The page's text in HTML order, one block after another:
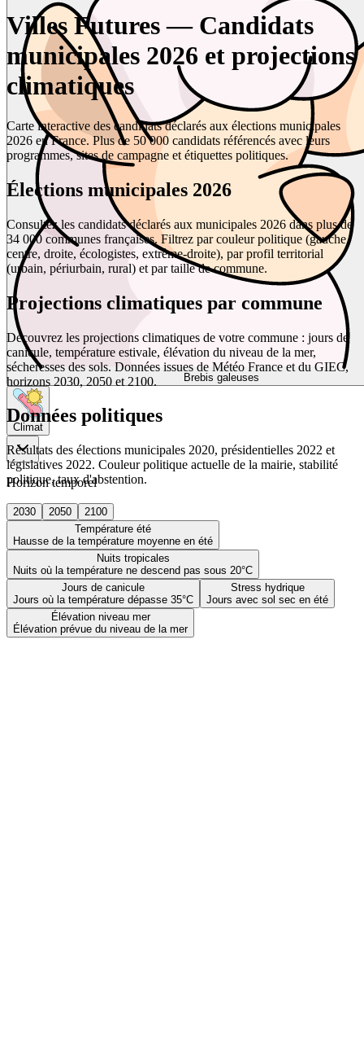
Brebis galeuses
Climat
Horizon temporel
2030 2050
2100
Température été
Hausse de la température moyenne en été
Nuits tropicales
Nuits où la température ne descend pas sous 20°C
Jours de canicule
Jours où la température dépasse 35°C
Stress hydrique
Jours avec sol sec en été
Élévation niveau mer
Élévation prévue du niveau de la mer
Villes Futures — Candidats
municipales 2026 et projections
climatiques
Carte interactive des candidats déclarés aux élections municipales
2026 en France. Plus de 50 000 candidats référencés avec leurs
programmes, sites de campagne et étiquettes politiques.
Élections municipales 2026
Consultez les candidats déclarés aux municipales 2026 dans plus de
34 000 communes françaises. Filtrez par couleur politique (gauche,
centre, droite, écologistes, extrême-droite), par profil territorial
(urbain, périurbain, rural) et par taille de commune.
Projections climatiques par commune
Découvrez les projections climatiques de votre commune : jours de
canicule, température estivale, élévation du niveau de la mer,
sécheresses des sols. Données issues de Météo France et du GIEC,
horizons 2030, 2050 et 2100.
Données politiques
Résultats des élections municipales 2020, présidentielles 2022 et
législatives 2022. Couleur politique actuelle de la mairie, stabilité
politique, taux d'abstention.